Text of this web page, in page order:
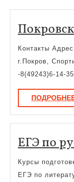
Контакты
г.Покров,
-8(49243)6-14-
ЕГЭ по
Курсы
ЕГЭ по